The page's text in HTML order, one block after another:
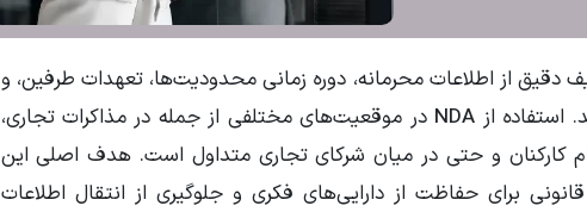
دقیق از اطلاعات محرمانه، دوره زمانی محدودیت‌ها، تعهدات طرفین، و
استفاده از
در موقعیت‌های مختلفی از جمله در مذاکرات تجاری،
کارکنان و حتی در میان شرکای تجاری متداول است. هدف اصلی این
برای حفاظت از دارایی‌های فکری و جلوگیری از انتقال اطلاعات